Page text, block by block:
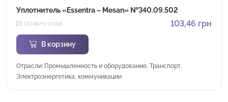
Уплотнитель «Essentra – Mesan» №340.09.502
Оставить отзыв 103,46 грн
В корзину
Отрасли: Промышленность и оборудование, Транспорт,
Электроэнергетика, коммуникации